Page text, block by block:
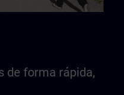
de forma rápida,